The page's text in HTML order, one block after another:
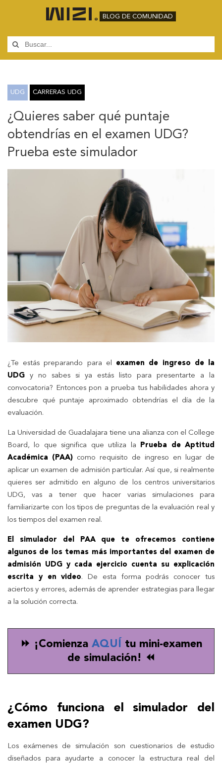
BLOG DE COMUNIDAD
UDG CARRERAS UDG
¿Quieres saber qué puntaje
obtendrías en el examen UDG?
Prueba este simulador
¿Te estás preparando para el examen de ingreso de la
UDG y no sabes si ya estás listo para presentarte a la
convocatoria? Entonces pon a prueba tus habilidades ahora y
descubre qué puntaje aproximado obtendrías el día de la
evaluación.
La Universidad de Guadalajara tiene una alianza con el College
Board, lo que significa que utiliza la Prueba de Aptitud
Académica (PAA) como requisito de ingreso en lugar de
aplicar un examen de admisión particular. Así que, si realmente
quieres ser admitido en alguno de los centros universitarios
UDG, vas a tener que hacer varias simulaciones para
familiarizarte con los tipos de preguntas de la evaluación real y
los tiempos del examen real.
El simulador del PAA que te ofrecemos contiene
algunos de los temas más importantes del examen de
admisión UDG y cada ejercicio cuenta su explicación
escrita y en video. De esta forma podrás conocer tus
aciertos y errores, además de aprender estrategias para llegar
a la solución correcta.
⏩ ¡Comienza AQUÍ tu mini-examen
de simulación! ⏪
¿Cómo funciona el simulador del
examen UDG?
Los exámenes de simulación son cuestionarios de estudio
diseñados para ayudarte a conocer la estructura real del